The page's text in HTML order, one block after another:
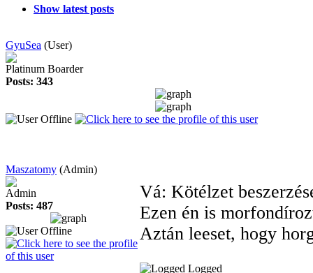
Show latest posts
GyuSea (User)
Platinum Boarder
Posts: 343
Maszatomy (Admin)
Admin
Posts: 487
Vá: Kötélzet
Ezen én is
Aztán leeset, hogy
Logged